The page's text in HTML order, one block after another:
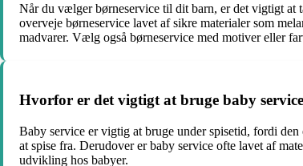
Når du vælger børneservice til dit barn, er det vigtigt at
overveje børneservice lavet af sikre materialer som
madvarer. Vælg også børneservice med motiver eller
Hvorfor er det vigtigt at bruge baby
Baby service er vigtig at bruge under spisetid, fordi
at spise fra. Derudover er baby service ofte lavet af
udvikling hos babyer.